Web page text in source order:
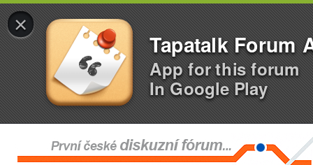
×
Tapatalk Forum
App for this forum
In Google Play